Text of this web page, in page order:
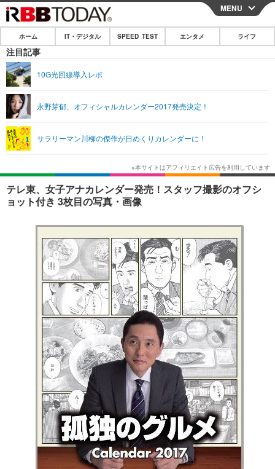
CLOSE
ホーム
IT・デジタル
ショッピング その他
SPEED TEST
エンタメ
エンタメTOP 映画・ドラマ
韓国・芸能
音楽 スポーツ
ショッピング その他
ライフ
ライフTOP グルメ
ペット ショッピング
リリース一覧
プッシュ通知の停止方法
MENU
ホーム IT・デジタル SPEED TEST エンタメ ライフ
注目記事
10G光回線導入レポ
永野芽郁、オフィシャルカレンダー2017発売決定！
サラリーマン川柳の傑作が日めくりカレンダーに！
テレ東、女子アナカレンダー発売！スタッフ撮影のオフシ
ョット付き 3枚目の写真・画像